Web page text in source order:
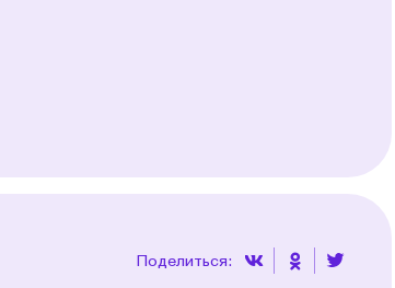
Поделиться: